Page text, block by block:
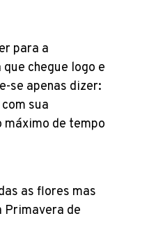
para a
chegue logo e
se apenas dizer:
sua
máximo de tempo
as flores mas
Primavera de